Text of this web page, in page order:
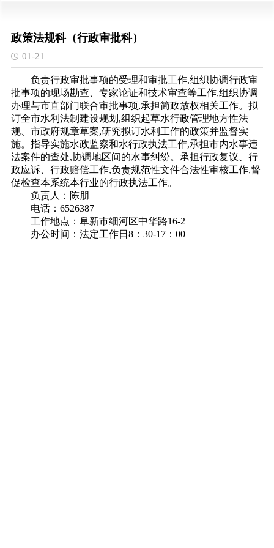
政策法规科（行政审批科）
01-21
负责行政审批事项的受理和审批工作,组织协调行政审
批事项的现场勘查、专家论证和技术审查等工作,组织协调
办理与市直部门联合审批事项,承担简政放权相关工作。拟
订全市水利法制建设规划,组织起草水行政管理地方性法
规、市政府规章草案,研究拟订水利工作的政策并监督实
施。指导实施水政监察和水行政执法工作,承担市内水事违
法案件的查处,协调地区间的水事纠纷。承担行政复议、行
政应诉、行政赔偿工作,负责规范性文件合法性审核工作,督
促检查本系统本行业的行政执法工作。
负责人：陈朋
电话：6526387
工作地点：阜新市细河区中华路16-2
办公时间：法定工作日8：30-17：00